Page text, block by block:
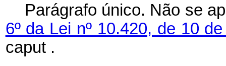
Parágrafo único. Não se
6º da Lei nº 10.420, de 10
caput .